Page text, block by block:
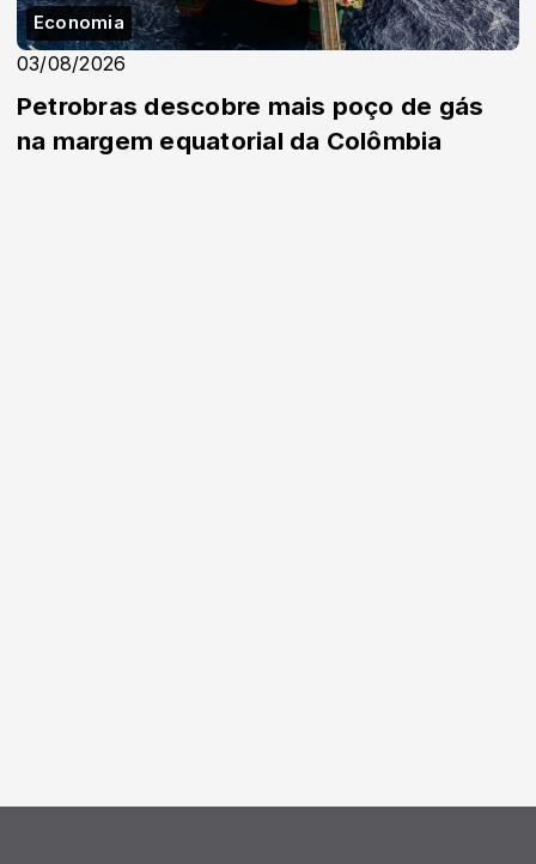
Economia
03/08/2026
Petrobras descobre mais poço de gás
na margem equatorial da Colômbia